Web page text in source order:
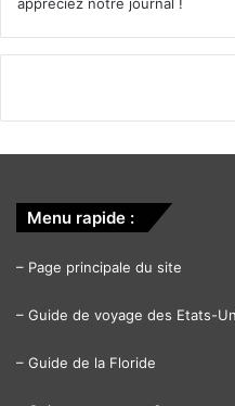
Menu rapide :
– Page principale du site
– Guide de voyage des Etats-
– Guide de la Floride